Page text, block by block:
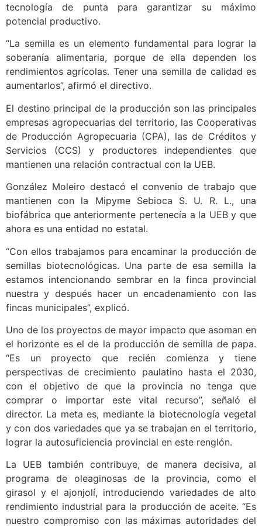
tecnología de punta para garantizar su máximo
potencial productivo.
“La semilla es un elemento fundamental para lograr la
soberanía alimentaria, porque de ella dependen los
rendimientos agrícolas. Tener una semilla de calidad es
aumentarlos”, afirmó el directivo.
El destino principal de la producción son las principales
empresas agropecuarias del territorio, las Cooperativas
de Producción Agropecuaria (CPA), las de Créditos y
Servicios (CCS) y productores independientes que
mantienen una relación contractual con la UEB.
González Moleiro destacó el convenio de trabajo que
mantienen con la Mipyme Sebioca S. U. R. L., una
biofábrica que anteriormente pertenecía a la UEB y que
ahora es una entidad no estatal.
“Con ellos trabajamos para encaminar la producción de
semillas biotecnológicas. Una parte de esa semilla la
estamos intencionando sembrar en la finca provincial
nuestra y después hacer un encadenamiento con las
fincas municipales”, explicó.
Uno de los proyectos de mayor impacto que asoman en
el horizonte es el de la producción de semilla de papa.
“Es un proyecto que recién comienza y tiene
perspectivas de crecimiento paulatino hasta el 2030,
con el objetivo de que la provincia no tenga que
comprar o importar este vital recurso”, señaló el
director. La meta es, mediante la biotecnología vegetal
y con dos variedades que ya se trabajan en el territorio,
lograr la autosuficiencia provincial en este renglón.
La UEB también contribuye, de manera decisiva, al
programa de oleaginosas de la provincia, como el
girasol y el ajonjolí, introduciendo variedades de alto
rendimiento industrial para la producción de aceite. “Es
nuestro compromiso con las máximas autoridades del